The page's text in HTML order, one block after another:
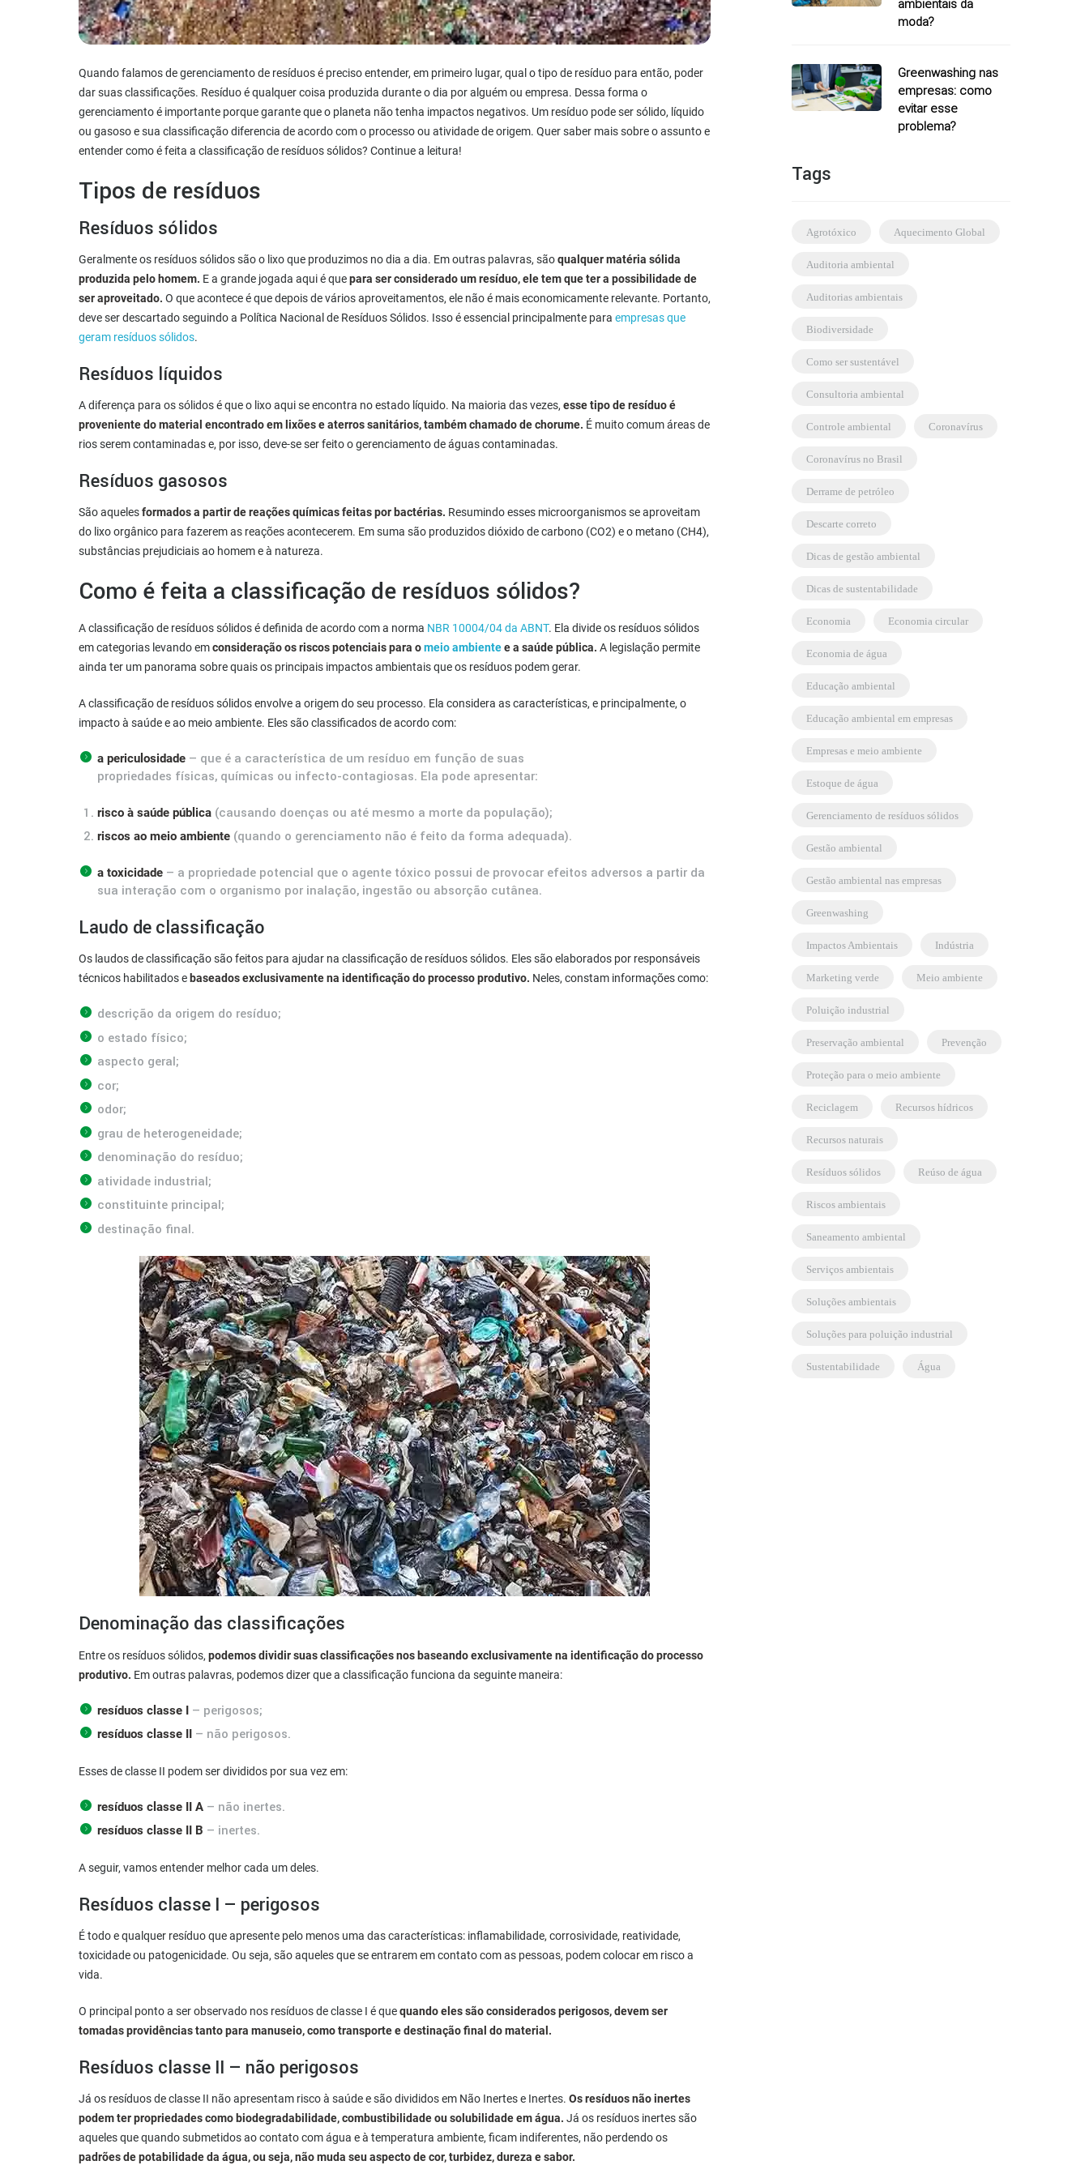
Quando falamos de gerenciamento de resíduos é preciso entender, em primeiro lugar, qual o tipo de resíduo para então, poder
dar suas classificações. Resíduo é qualquer coisa produzida durante o dia por alguém ou empresa. Dessa forma o
gerenciamento é importante porque garante que o planeta não tenha impactos negativos. Um resíduo pode ser sólido, líquido
ou gasoso e sua classificação diferencia de acordo com o processo ou atividade de origem. Quer saber mais sobre o assunto e
entender como é feita a classificação de resíduos sólidos? Continue a leitura!
Tipos de resíduos
Resíduos sólidos
Geralmente os resíduos sólidos são o lixo que produzimos no dia a dia. Em outras palavras, sãoqualquer matéria sólida
produzida pelo homem. E a grande jogada aqui é quepara ser considerado um resíduo, ele tem que ter a possibilidade de
ser aproveitado. O que acontece é que depois de vários aproveitamentos, ele não é mais economicamente relevante. Portanto,
deve ser descartado seguindo a Política Nacional de Resíduos Sólidos. Isso é essencial principalmente para empresas que
geram resíduos sólidos.
Resíduos líquidos
A diferença para os sólidos é que o lixo aqui se encontra no estado líquido. Na maioria das vezes, esse tipo de resíduo é
proveniente do material encontrado em lixões e aterros sanitários, também chamado de chorume. É muito comum áreas de
rios serem contaminadas e, por isso, deve-se ser feito o gerenciamento de águas contaminadas.
Resíduos gasosos
São aquelesformados a partir de reações químicas feitas por bactérias. Resumindo esses microorganismos se aproveitam
do lixo orgânico para fazerem as reações acontecerem. Em suma são produzidos dióxido de carbono (CO2) e o metano (CH4),
substâncias prejudiciais ao homem e à natureza.
Como é feita a classificação de resíduos sólidos?
A classificação de resíduos sólidos é definida de acordo com a norma NBR 10004/04 da ABNT. Ela divide os resíduos sólidos
em categorias levando emconsideração os riscos potenciais para omeio ambientee a saúde pública. A legislação permite
ainda ter um panorama sobre quais os principais impactos ambientais que os resíduos podem gerar.
A classificação de resíduos sólidos envolve a origem do seu processo. Ela considera as características, e principalmente, o
impacto à saúde e ao meio ambiente. Eles são classificados de acordo com:
a periculosidade– que é a característica de um resíduo em função de suas
propriedades físicas, químicas ou infecto-contagiosas. Ela pode apresentar:
risco à saúde pública(causando doenças ou até mesmo a morte da população);
riscos ao meio ambiente(quando o gerenciamento não é feito da forma adequada).
a toxicidade– a propriedade potencial que o agente tóxico possui de provocar efeitos adversos a partir da
sua interação com o organismo por inalação, ingestão ou absorção cutânea.
Laudo de classificação
Os laudos de classificação são feitos para ajudar na classificação de resíduos sólidos. Eles são elaborados por responsáveis
técnicos habilitados e baseados exclusivamente na identificação do processo produtivo. Neles, constam informações como:
descrição da origem do resíduo;
o estado físico;
aspecto geral;
cor;
odor;
grau de heterogeneidade;
denominação do resíduo;
atividade industrial;
constituinte principal;
destinação final.
Denominação das classificações
Entre os resíduos sólidos, podemos dividir suas classificações nos baseando exclusivamente na identificação do processo
produtivo. Em outras palavras, podemos dizer que a classificação funciona da seguinte maneira:
resíduos classe I– perigosos;
resíduos classe II– não perigosos.
Esses de classe II podem ser divididos por sua vez em:
resíduos classe II A– não inertes.
resíduos classe II B – inertes.
A seguir, vamos entender melhor cada um deles.
Resíduos classe I – perigosos
É todo e qualquer resíduo que apresente pelo menos uma das características: inflamabilidade, corrosividade, reatividade,
toxicidade ou patogenicidade. Ou seja, são aqueles que se entrarem em contato com as pessoas, podem colocar em risco a
vida.
O principal ponto a ser observado nos resíduos de classe I é quequando eles são considerados perigosos, devem ser
tomadas providências tanto para manuseio, como transporte e destinação final do material.
Resíduos classe II – não perigosos
Já os resíduos de classe II não apresentam risco à saúde e são divididos em Não Inertes e Inertes. Os resíduos não inertes
podem ter propriedades como biodegradabilidade, combustibilidade ou solubilidade em água. Já os resíduos inertes são
aqueles que quando submetidos ao contato com água e à temperatura ambiente, ficam indiferentes, não perdendo os
padrões de potabilidade da água, ou seja, não muda seu aspecto de cor, turbidez, dureza e sabor.
ambientais da
moda?
Greenwashing nas
empresas: como
evitar esse
problema?
Tags
agrotóxico Aquecimento Global
auditoria ambiental
auditorias ambientais
biodiversidade
como ser sustentável
consultoria ambiental
controle ambiental coronavírus
coronavírus no Brasil
derrame de petróleo
descarte correto
dicas de gestão ambiental
dicas de sustentabilidade
economia economia circular
economia de água
educação ambiental
educação ambiental em empresas
empresas e meio ambiente
estoque de água
gerenciamento de resíduos sólidos
gestão ambiental
gestão ambiental nas empresas
greenwashing
Impactos Ambientais indústria
marketing verde meio ambiente
poluição industrial
preservação ambiental prevenção
proteção para o meio ambiente
reciclagem recursos hídricos
recursos naturais
resíduos sólidos reúso de água
riscos ambientais
saneamento ambiental
serviços ambientais
soluções ambientais
soluções para poluição industrial
sustentabilidade água